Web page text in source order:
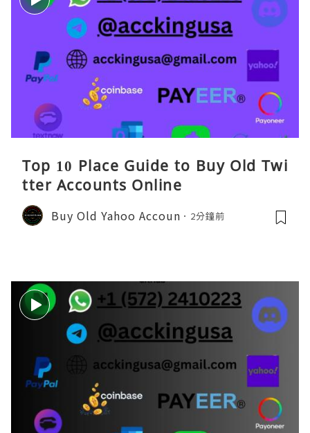
Top 10 Place Guide to Buy Old Twi
tter Accounts Online
Buy Old Yahoo Accoun 2分鐘前